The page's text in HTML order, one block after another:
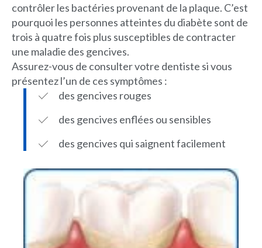
contrôler les bactéries provenant de la plaque. C’est
pourquoi les personnes atteintes du diabète sont de
trois à quatre fois plus susceptibles de contracter
une maladie des gencives.
Assurez-vous de consulter votre dentiste si vous
présentez l’un de ces symptômes :
des gencives rouges
des gencives enflées ou sensibles
des gencives qui saignent facilement